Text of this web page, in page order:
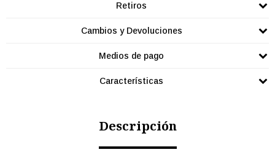
Retiros
Cambios y Devoluciones
Medios de pago
Características
Descripción